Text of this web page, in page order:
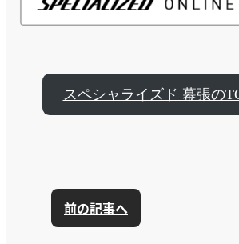
スペシャライズド 幕張の
前の記事へ